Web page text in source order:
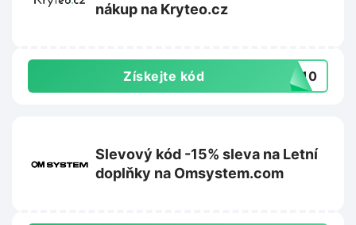
nákup na Kryteo.cz
Získejte kód WS10
Slevový kód -15% sleva na Letní
doplňky na Omsystem.com